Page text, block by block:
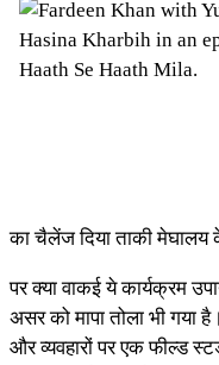
का चैलेंज दिया ताकी मेघालय
पर क्या वाकई ये कार्यक्रम
असर को मापा तोला भी गया
और व्यवहारों पर एक फील्ड